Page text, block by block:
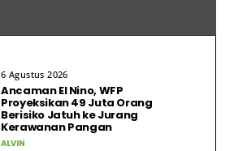
6 Agustus 2026
Ancaman El Nino, WFP
Proyeksikan 49 Juta Orang
Berisiko Jatuh ke Jurang
Kerawanan Pangan
ALVIN